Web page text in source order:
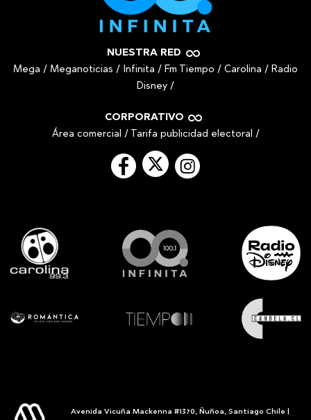
NUESTRA RED
Mega / Meganoticias / Infinita / Fm Tiempo / Carolina / Radio
Disney /
CORPORATIVO
Área comercial / Tarifa publicidad electoral /
Avenida Vicuña Mackenna #1370, Ñuñoa, Santiago Chile |